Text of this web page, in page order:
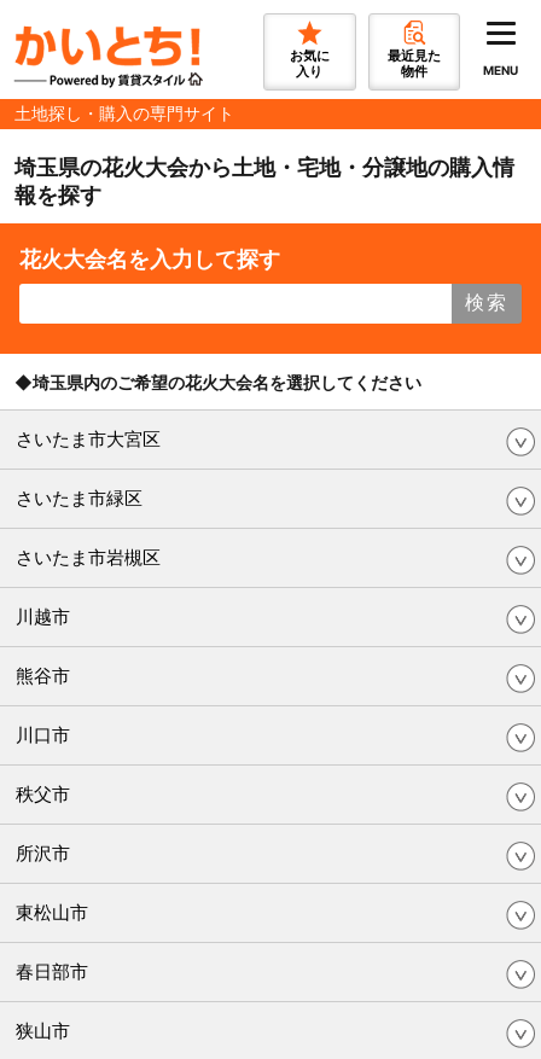
お気に
入り
最近見た
物件
MENU
土地探し・購入の専門サイト
埼玉県の花火大会から土地・宅地・分譲地の購入情
報を探す
花火大会名を入力して探す
検索
◆埼玉県内のご希望の花火大会名を選択してください
さいたま市大宮区
さいたま市緑区
さいたま市岩槻区
川越市
熊谷市
川口市
秩父市
所沢市
東松山市
春日部市
狭山市